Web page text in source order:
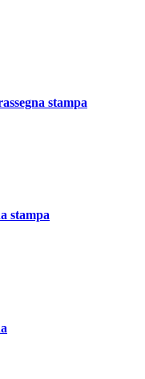
stampa
stampa